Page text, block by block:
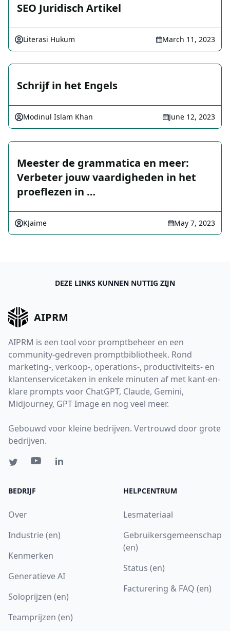
SEO Juridisch Artikel
Literasi Hukum March 11, 2023
Schrijf in het Engels
Modinul Islam Khan June 12, 2023
Meester de grammatica en meer:
Verbeter jouw vaardigheden in het
proeflezen in …
KJaime May 7, 2023
DEZE LINKS KUNNEN NUTTIG ZIJN
AIPRM
AIPRM is een tool voor promptbeheer en een
community-gedreven promptbibliotheek. Rond
marketing-, verkoop-, operations-, productiviteits- en
klantenservicetaken in enkele minuten af met kant-en-
klare prompts voor ChatGPT, Claude, Gemini,
Midjourney, GPT Image en nog veel meer.
Gebouwd voor kleine bedrijven. Vertrouwd door grote
bedrijven.
BEDRIJF
Over
Industrie (en)
Kenmerken
Generatieve AI
Soloprijzen (en)
Teamprijzen (en)
HELPCENTRUM
Lesmateriaal
Gebruikersgemeenschap
(en)
Status (en)
Facturering & FAQ (en)